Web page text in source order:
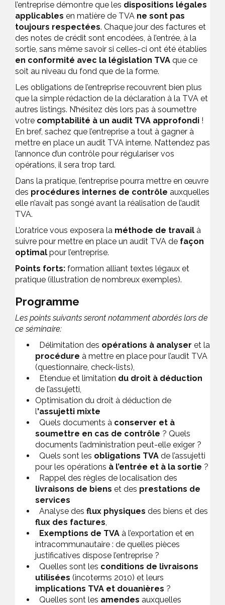
l’entreprise démontre que les dispositions légales
applicables en matière de TVA ne sont pas
toujours respectées. Chaque jour des factures et
des notes de crédit sont encodées, à l’entrée, à la
sortie, sans même savoir si celles-ci ont été établies
en conformité avec la législation TVA que ce
soit au niveau du fond que de la forme.
Les obligations de l’entreprise recouvrent bien plus
que la simple rédaction de la déclaration à la TVA et
autres listings. N’hésitez dès lors pas à soumettre
votre comptabilité à un audit TVA approfondi !
En bref, sachez que l’entreprise a tout à gagner à
mettre en place un audit TVA interne. N’attendez pas
l’annonce d’un contrôle pour régulariser vos
opérations, il sera trop tard.
Dans la pratique, l’entreprise pourra mettre en œuvre
des procédures internes de contrôle auxquelles
elle n’avait pas songé avant la réalisation de l’audit
TVA.
L’oratrice vous exposera la méthode de travail à
suivre pour mettre en place un audit TVA de façon
optimal pour l’entreprise.
Points forts: formation alliant textes légaux et
pratique (illustration de nombreux exemples).
Programme
Les points suivants seront notamment abordés lors de
ce séminaire:
Délimitation des opérations à analyser et la
procédure à mettre en place pour l’audit TVA
(questionnaire, check-lists),
Etendue et limitation du droit à déduction
de l’assujetti,
Optimisation du droit à déduction de
l'assujetti mixte
Quels documents à conserver et à
soumettre en cas de contrôle ? Quels
documents l’administration peut-elle exiger ?
Quels sont les obligations TVA de l’assujetti
pour les opérations à l’entrée et à la sortie ?
Rappel des règles de localisation des
livraisons de biens et des prestations de
services
Analyse des flux physiques des biens et des
flux des factures,
Exemptions de TVA à l’exportation et en
intracommunautaire : de quelles pièces
justificatives dispose l’entreprise ?
Quelles sont les conditions de livraisons
utilisées (incoterms 2010) et leurs
implications TVA et douanières ?
Quelles sont les amendes auxquelles